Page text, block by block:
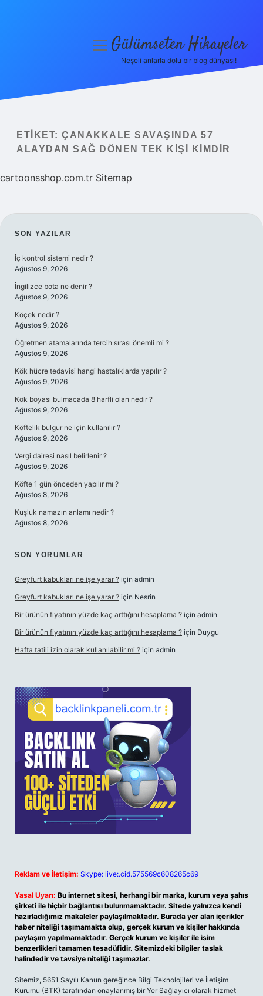
Yasal Uyarı
menüyüGülümseten Hikayeler
Neşeli anlarla dolu bir blog dünyası!
ETIKET: ÇANAKKALE SAVAŞINDA 57
ALAYDAN SAĞ DÖNEN TEK KIŞI KIMDIR
cartoonsshop.com.tr Sitemap
SIDEBAR
SON YAZILAR
İç kontrol sistemi nedir ?
Ağustos 9, 2026
İngilizce bota ne denir ?
Ağustos 9, 2026
Köçek nedir ?
Ağustos 9, 2026
Öğretmen atamalarında tercih sırası önemli mi ?
Ağustos 9, 2026
Kök hücre tedavisi hangi hastalıklarda yapılır ?
Ağustos 9, 2026
Kök boyası bulmacada 8 harfli olan nedir ?
Ağustos 9, 2026
Köftelik bulgur ne için kullanılır ?
Ağustos 9, 2026
Vergi dairesi nasıl belirlenir ?
Ağustos 9, 2026
Köfte 1 gün önceden yapılır mı ?
Ağustos 8, 2026
Kuşluk namazın anlamı nedir ?
Ağustos 8, 2026
SON YORUMLAR
Greyfurt kabukları ne işe yarar ? için admin
Greyfurt kabukları ne işe yarar ? için Nesrin
Bir ürünün fiyatının yüzde kaç arttığını hesaplama ? için admin
Bir ürünün fiyatının yüzde kaç arttığını hesaplama ? için Duygu
Hafta tatili izin olarak kullanılabilir mi ? için admin
Reklam ve İletişim: Skype: live:.cid.575569c608265c69
Yasal Uyarı: Bu internet sitesi, herhangi bir marka, kurum veya şahıs
şirketi ile hiçbir bağlantısı bulunmamaktadır. Sitede yalnızca kendi
hazırladığımız makaleler paylaşılmaktadır. Burada yer alan içerikler
haber niteliği taşımamakta olup, gerçek kurum ve kişiler hakkında
paylaşım yapılmamaktadır. Gerçek kurum ve kişiler ile isim
benzerlikleri tamamen tesadüfidir. Sitemizdeki bilgiler taslak
halindedir ve tavsiye niteliği taşımazlar.
Sitemiz, 5651 Sayılı Kanun gereğince Bilgi Teknolojileri ve İletişim
Kurumu (BTK) tarafından onaylanmış bir Yer Sağlayıcı olarak hizmet